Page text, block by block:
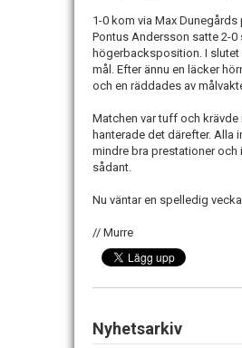
1-0 kom via Max
Pontus Andersson satte 2-
högerbacksposition. I
mål. Efter ännu en läcker
och en räddades av
Matchen var tuff och
hanterade det därefter. Alla
mindre bra prestationer och
sådant.
Nu väntar en spelledig
// Murre
Nyhetsarkiv